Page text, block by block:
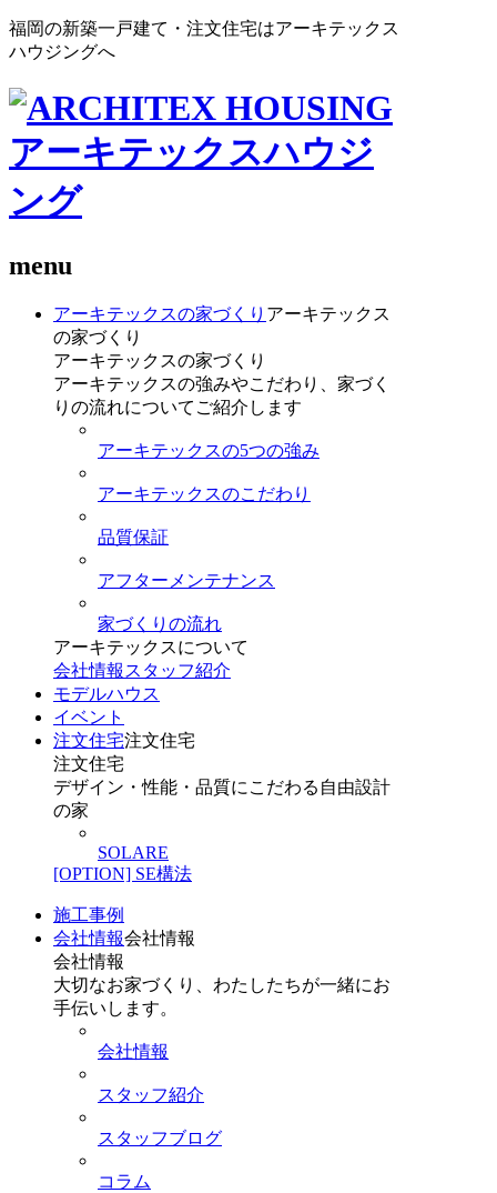
福岡の新築一戸建て・注文住宅はアーキテックス
ハウジングへ
menu
アーキテックスの家づくり アーキテックス
の家づくり
アーキテックスの家づくり
アーキテックスの強みやこだわり、家づく
りの流れについてご紹介します
アーキテックスの5つの強み
アーキテックスのこだわり
品質保証
アフターメンテナンス
家づくりの流れ
アーキテックスについて
会社情報 スタッフ紹介
モデルハウス
イベント
注文住宅注文住宅
注文住宅
デザイン・性能・品質にこだわる自由設計
の家
SOLARE
[OPTION] SE構法
施工事例
会社情報会社情報
会社情報
大切なお家づくり、わたしたちが一緒にお
手伝いします。
会社情報
スタッフ紹介
スタッフブログ
コラム